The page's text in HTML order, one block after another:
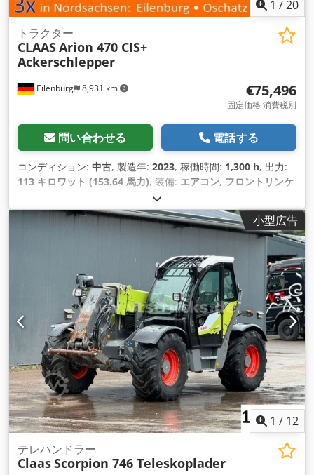
1 /20
Eilenburg 8,931 km
トラクター
CLAASArion 470 CIS+
Ackerschlepper
€75,496
固定価格 消費税別
問い合わせる 電話する
コンディション: 中古, 製造年: 2023, 稼働時間: 1,300 h, 出力:
113 キロワット (153.64 馬力), 装備: エアコン, フロントリンケ
小型広告
1 / 12
テレハンドラー
ClaasScorpion 746 Teleskoplader